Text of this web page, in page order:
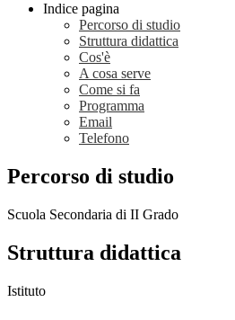
Indice pagina
Percorso di studio
Struttura didattica
Cos'è
A cosa serve
Come si fa
Programma
Email
Telefono
Percorso di studio
Scuola Secondaria di II Grado
Struttura didattica
Istituto